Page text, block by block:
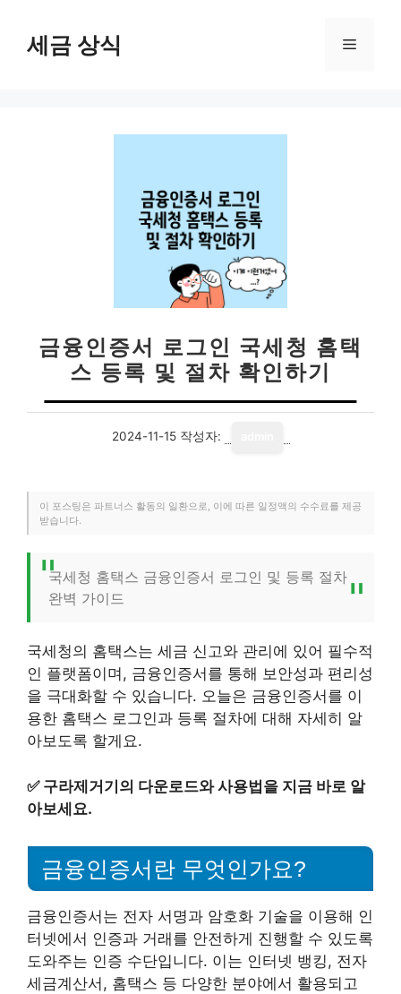
세금 상식 메
금융인증서 로그인 국세청 홈택
스 등록 및 절차 확인하기
2024-11-15 작성자:
이 포스팅은 파트너스 활동의 일환으로, 이에 따른 일정액의 수수료를 제공
받습니다.
국세청 홈택스 금융인증서 로그인 및 등록 절차
완벽 가이드
국세청의 홈택스는 세금 신고와 관리에 있어 필수적
인 플랫폼이며, 금융인증서를 통해 보안성과 편리성
을 극대화할 수 있습니다. 오늘은 금융인증서를 이
용한 홈택스 로그인과 등록 절차에 대해 자세히 알
아보도록 할게요.
✅ 구라제거기의 다운로드와 사용법을 지금 바로 알
아보세요.
금융인증서란 무엇인가요?
금융인증서는 전자 서명과 암호화 기술을 이용해 인
터넷에서 인증과 거래를 안전하게 진행할 수 있도록
도와주는 인증 수단입니다. 이는 인터넷 뱅킹, 전자
세금계산서, 홈택스 등 다양한 분야에서 활용되고